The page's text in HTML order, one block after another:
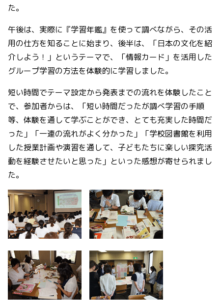
た。
午後は、実際に『学習年鑑』を使って調べながら、その活
用の仕方を知ることに始まり、後半は、「日本の文化を紹
介しよう！」というテーマで、「情報カード」を活用した
グループ学習の方法を体験的に学習しました。
短い時間でテーマ設定から発表までの流れを体験したこと
で、参加者からは、「短い時間だったが調べ学習の手順
等、体験を通して学ぶことができ、とても充実した時間だ
った」「一連の流れがよく分かった」「学校図書館を利用
した授業計画や演習を通して、子どもたちに楽しい探究活
動を経験させたいと思った」といった感想が寄せられまし
た。